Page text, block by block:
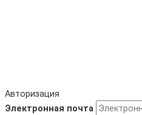
Авторизация
Электронная почта